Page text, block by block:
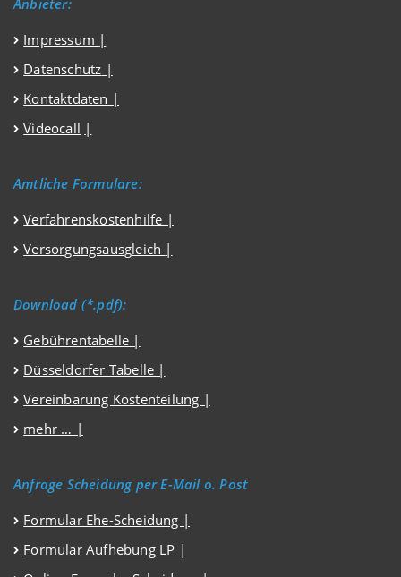
Anbieter:
Impressum |
Datenschutz |
Kontaktdaten |
Videocall |
Amtliche Formulare:
Verfahrenskostenhilfe |
Versorgungsausgleich |
Download (*.pdf):
Gebührentabelle |
Düsseldorfer Tabelle |
Vereinbarung Kostenteilung |
mehr … |
Anfrage Scheidung per E-Mail o. Post
Formular Ehe-Scheidung |
Formular Aufhebung LP |